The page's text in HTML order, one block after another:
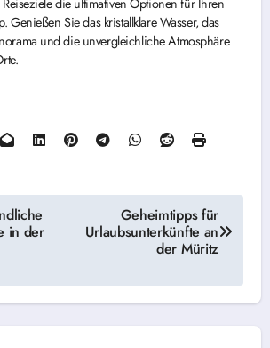
die ultimativen Optionen für Ihren
Genießen Sie das kristallklare Wasser, das
und die unvergleichliche Atmosphäre
in der
Geheimtipps für
Urlaubsunterkünfte an
der Müritz